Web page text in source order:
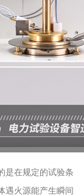
是在规定的试验条
遇火源能产生瞬间